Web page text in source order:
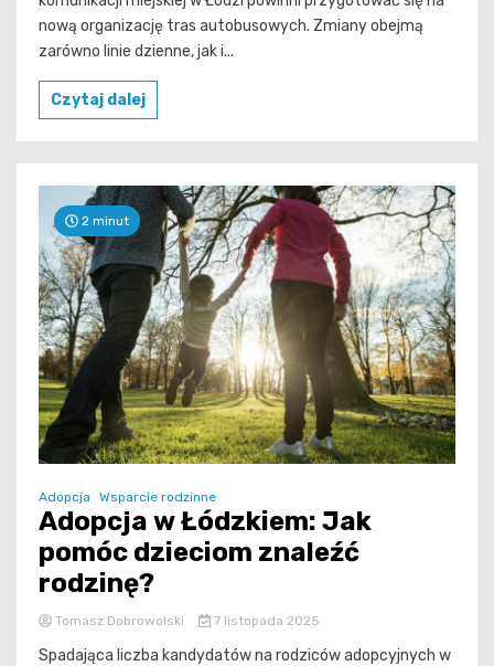
nową organizację tras autobusowych. Zmiany obejmą
zarówno linie dzienne, jak i...
Czytaj dalej
2 minut
Adopcja Wsparcie rodzinne
Adopcja w Łódzkiem: Jak
pomóc dzieciom znaleźć
rodzinę?
Tomasz Dobrowolski 7 listopada 2025
Spadająca liczba kandydatów na rodziców adopcyjnych w